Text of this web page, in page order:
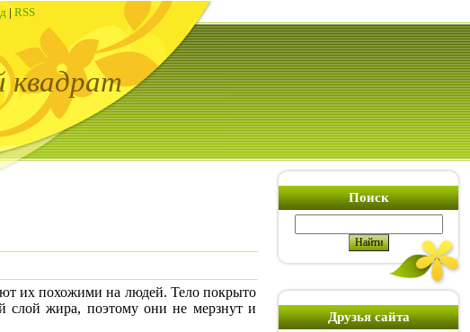
| RSS
квадрат
их похожими на людей. Тело покрыто
слой жира, поэтому они не мерзнут и
Поиск
Друзья сайта